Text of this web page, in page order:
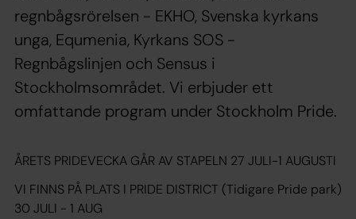
regnbågsrörelsen - EKHO, Svenska kyrkans
unga, Equmenia, Kyrkans SOS -
Regnbågslinjen och Sensus i
Stockholmsområdet. Vi erbjuder ett
omfattande program under Stockholm Pride.
ÅRETS PRIDEVECKA GÅR AV STAPELN 27 JULI-1 AUGUSTI
VI FINNS PÅ PLATS I PRIDE DISTRICT (Tidigare Pride park)
30 JULI - 1 AUG